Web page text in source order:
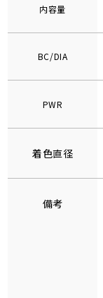
内容量
BC/DIA
PWR
着色直径
備考